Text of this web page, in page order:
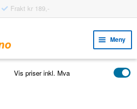
Frakt kr 189,-
Meny
Fold
ut
Vis priser inkl. Mva